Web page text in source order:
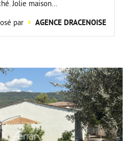
Jolie maison...
par
AGENCE DRACENOISE